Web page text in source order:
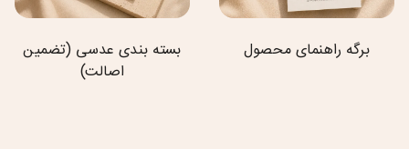
برگه راهنمای محصول
بسته بندی عدسی (تضمین
اصالت)